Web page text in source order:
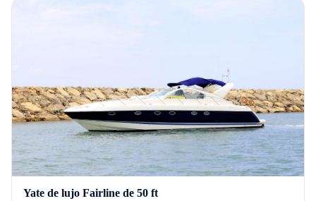
Yate de lujo Fairline de 50 ft